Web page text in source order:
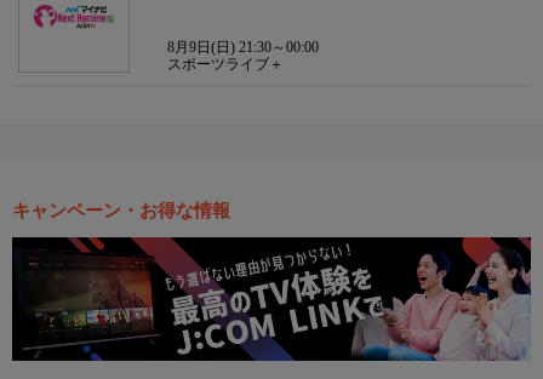
8月9日(日) 21:30～00:00
スポーツライブ＋
キャンペーン・お得な情報